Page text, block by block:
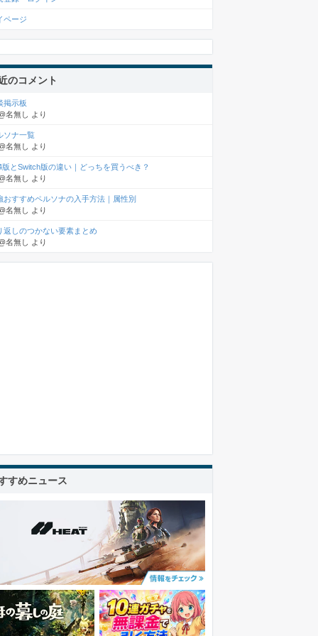
ページ
のコメント
掲示板
名無し より
ソナ一覧
名無し より
版とSwitch版の違い｜どっちを買うべき？
名無し より
おすすめペルソナの入手方法｜属性別
名無し より
返しのつかない要素まとめ
名無し より
すめニュース